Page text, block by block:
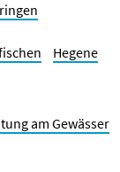
Hegene
am Gewässer